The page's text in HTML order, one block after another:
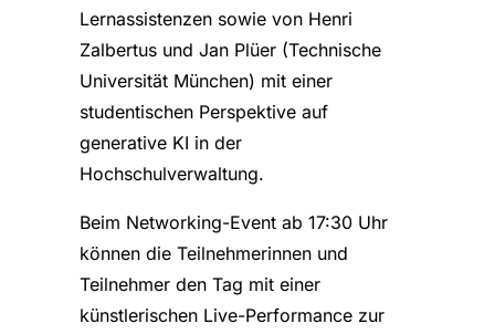
Lernassistenzen sowie von Henri
Zalbertus und Jan Plüer (Technische
Universität München) mit einer
studentischen Perspektive auf
generative KI in der
Hochschulverwaltung.
Beim Networking-Event ab 17:30 Uhr
können die Teilnehmerinnen und
Teilnehmer den Tag mit einer
künstlerischen Live-Performance zur